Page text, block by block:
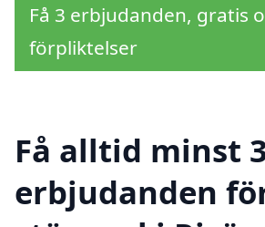
Få 3 erbjudanden, gratis
förpliktelser
Få alltid minst
erbjudanden